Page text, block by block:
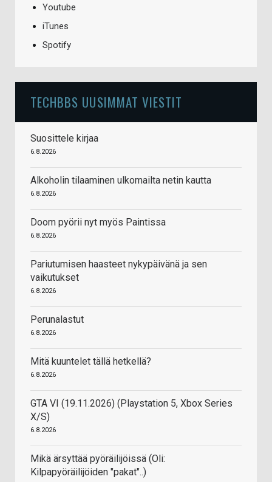
Youtube
iTunes
Spotify
TECHBBS UUSIMMAT VIESTIT
Suosittele kirjaa
6.8.2026
Alkoholin tilaaminen ulkomailta netin kautta
6.8.2026
Doom pyörii nyt myös Paintissa
6.8.2026
Pariutumisen haasteet nykypäivänä ja sen
vaikutukset
6.8.2026
Perunalastut
6.8.2026
Mitä kuuntelet tällä hetkellä?
6.8.2026
GTA VI (19.11.2026) (Playstation 5, Xbox Series
X/S)
6.8.2026
Mikä ärsyttää pyöräilijöissä (Oli:
Kilpapyöräilijöiden "pakat"..)